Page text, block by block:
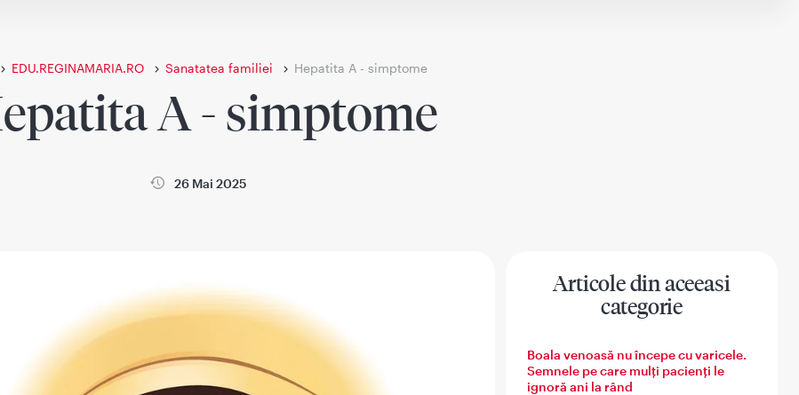
EDU.REGINAMARIA.RO Sanatatea familiei Hepatita A - simptome
A - simptome
26 Mai 2025
Sanatatea copiilor Sanatatea femeii si sarcina Sanatatea familiei
Articole din aceeasi
categorie
Boala venoasă nu începe cu varicele.
Semnele pe care mulți pacienți le
ignoră ani la rând